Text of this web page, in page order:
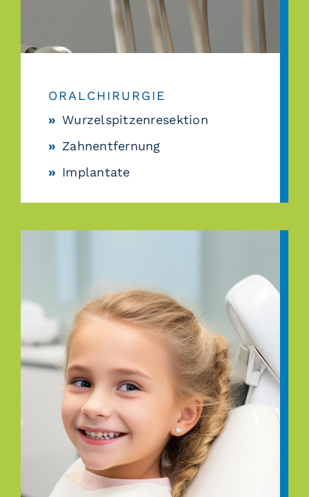
ORALCHIRURGIE
Wurzelspitzenresektion
Zahnentfernung
Implantate